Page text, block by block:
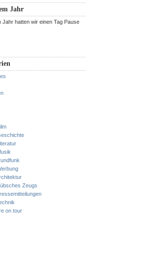
Jahr
Jahr hatten wir einen Tag Pause
Zeugs
on tour